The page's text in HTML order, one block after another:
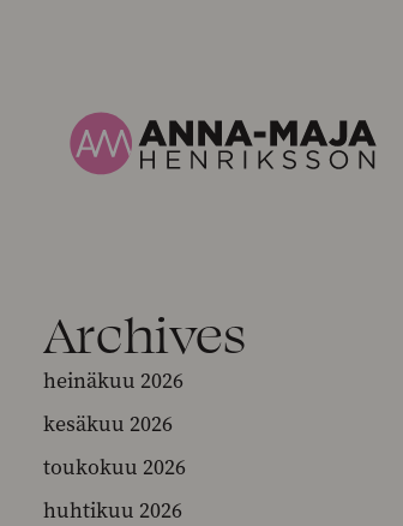
Archives
heinäkuu 2026
kesäkuu 2026
toukokuu 2026
huhtikuu 2026